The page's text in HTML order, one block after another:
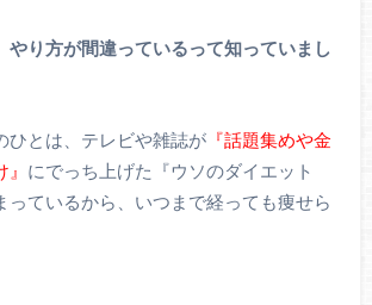
やり方が間違っているって知っていまし
ひとは、テレビや雑誌が『話題集めや金
にでっち上げた『ウソのダイエット
っているから、いつまで経っても痩せら